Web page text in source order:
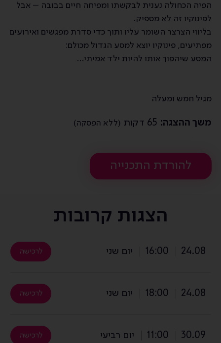
הפיה הכחולה נענית לבקשתו ומפיחה חיים בבובה – אבל
לפינוקיו זה לא מספיק.
בליווי הצרצר השומר עליו ותוך כדי סדרת מפגשים ואירועים
מפתיעים, פינוקיו יוצא למסע הגדול מכולם:
המסע שיהפוך אותו להיות ילד אמיתי...
מגיל חמש ומעלה
משך ההצגה: (ללא הפסקה)
להורדת התכנייה
הצגות קרובות
24.08
16:00 יום שני לרכישה
24.08
18:00 יום שני לרכישה
30.09
11:00 יום רביעי לרכישה